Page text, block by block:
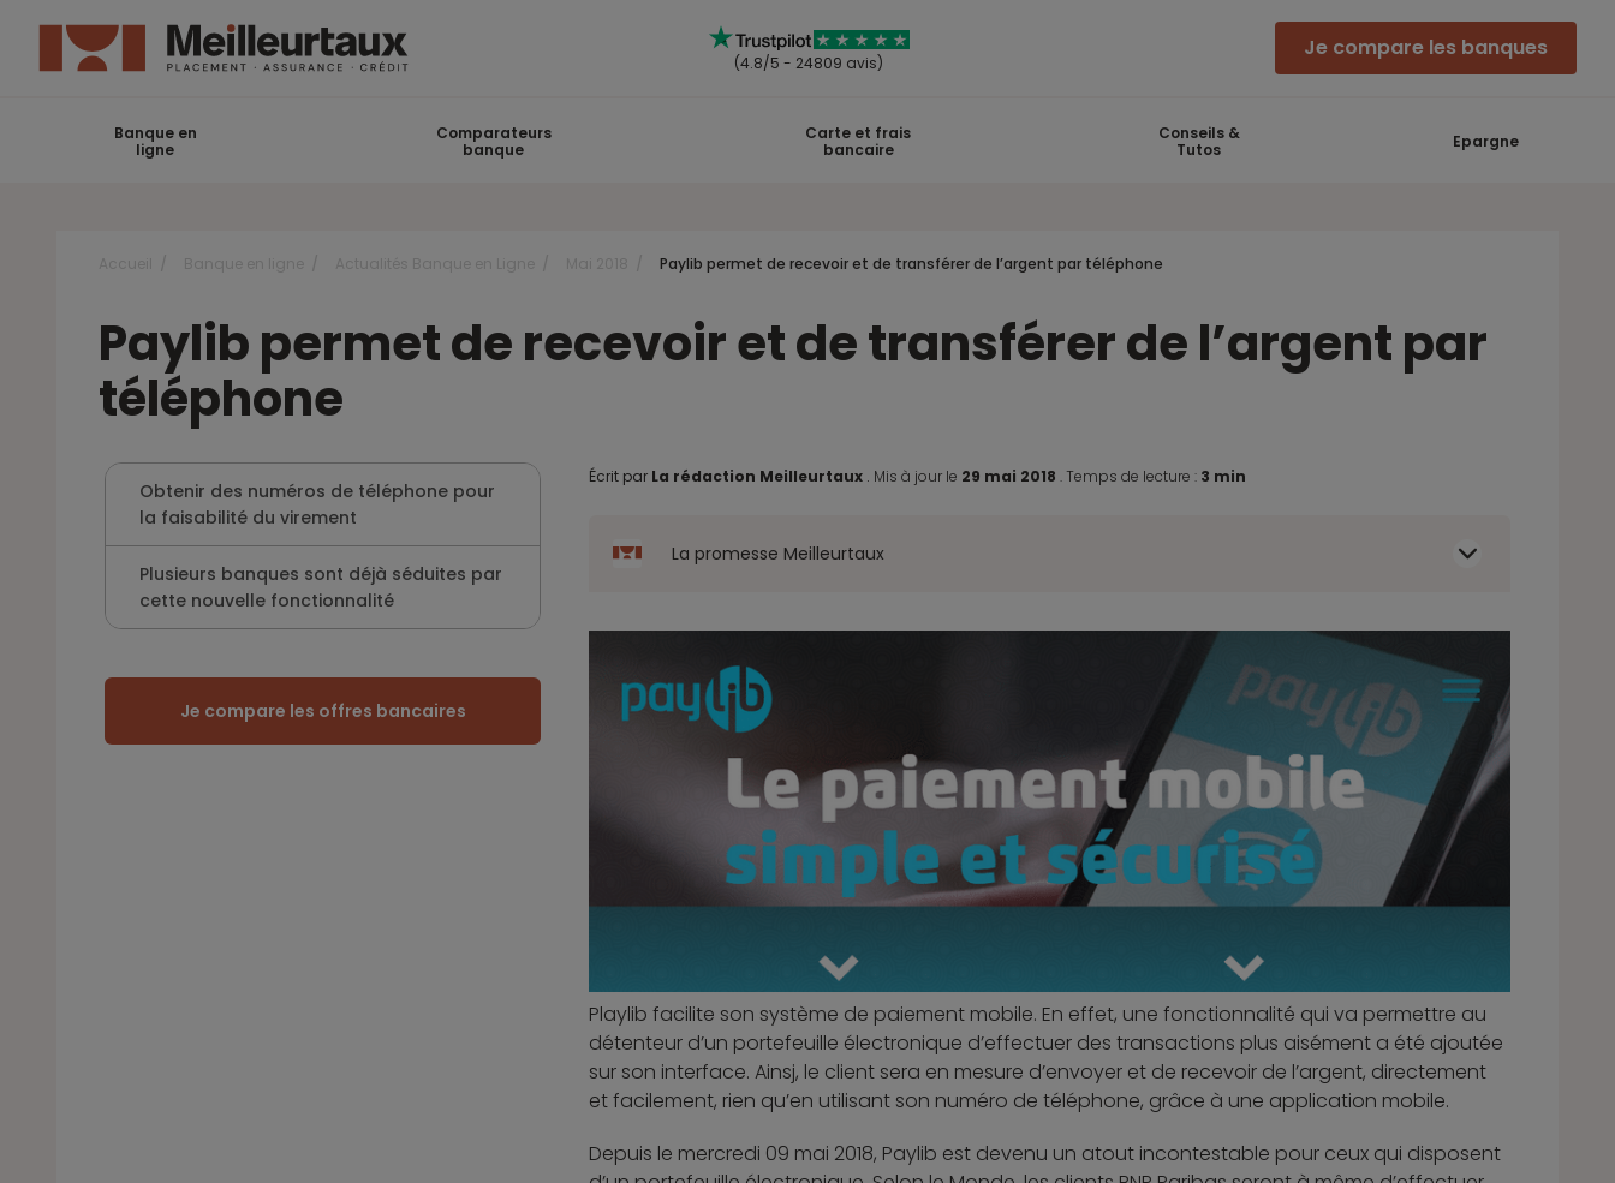
(4.8/5 - 24809 avis)
Je compare les banques
Banque en
ligne
Comparateurs
banque
Carte et frais
bancaire
Conseils &
Tutos
Epargne
Paylib permet de recevoir et de transférer de l’argent par téléphone
Paylib permet de recevoir et de transférer de l’argent par
téléphone
Obtenir des numéros de téléphone pour
la faisabilité du virement
Plusieurs banques sont déjà séduites par
cette nouvelle fonctionnalité
Je compare les offres bancaires
Écrit par La rédaction Meilleurtaux . Mis à jour le 29 mai 2018. Temps de lecture : 3 min
La promesse Meilleurtaux
Playlib facilite son système de paiement mobile. En effet, une fonctionnalité qui va permettre au
détenteur d’un portefeuille électronique d’effectuer des transactions plus aisément a été ajoutée
sur son interface. Ainsj, le client sera en mesure d’envoyer et de recevoir de l’argent, directement
et facilement, rien qu’en utilisant son numéro de téléphone, grâce à une application mobile.
Depuis le mercredi 09 mai 2018, Paylib est devenu un atout incontestable pour ceux qui disposent